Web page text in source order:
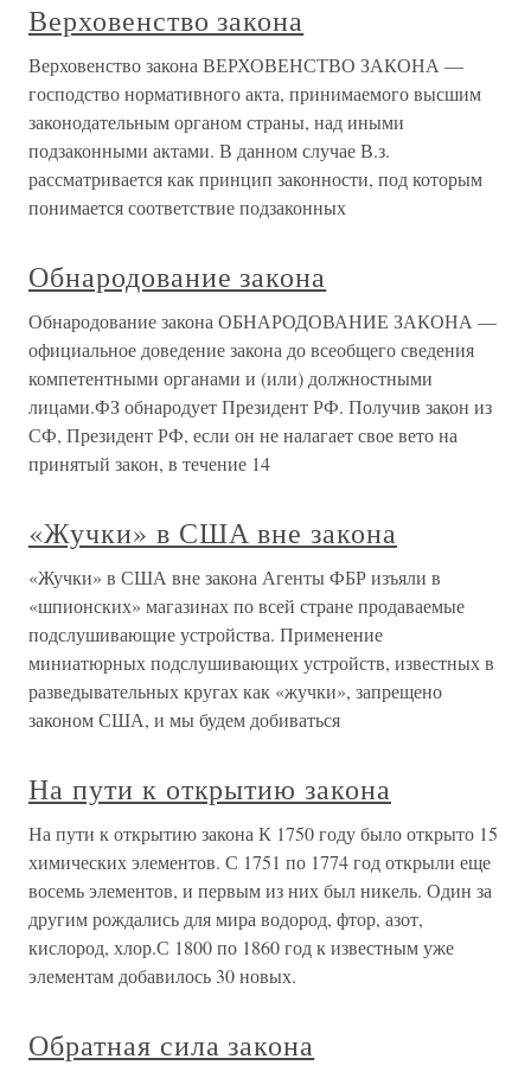
Верховенство закона
Верховенство закона ВЕРХОВЕНСТВО ЗАКОНА —
господство нормативного акта, принимаемого высшим
законодательным органом страны, над иными
подзаконными актами. В данном случае В.з.
рассматривается как принцип законности, под которым
понимается соответствие подзаконных
Обнародование закона
Обнародование закона ОБНАРОДОВАНИЕ ЗАКОНА —
официальное доведение закона до всеобщего сведения
компетентными органами и (или) должностными
лицами.ФЗ обнародует Президент РФ. Получив закон из
СФ, Президент РФ, если он не налагает свое вето на
принятый закон, в течение 14
«Жучки» в США вне закона
«Жучки» в США вне закона Агенты ФБР изъяли в
«шпионских» магазинах по всей стране продаваемые
подслушивающие устройства. Применение
миниатюрных подслушивающих устройств, известных в
разведывательных кругах как «жучки», запрещено
законом США, и мы будем добиваться
На пути к открытию закона
На пути к открытию закона К 1750 году было открыто 15
химических элементов. С 1751 по 1774 год открыли еще
восемь элементов, и первым из них был никель. Один за
другим рождались для мира водород, фтор, азот,
кислород, хлор.С 1800 по 1860 год к известным уже
элементам добавилось 30 новых.
Обратная сила закона